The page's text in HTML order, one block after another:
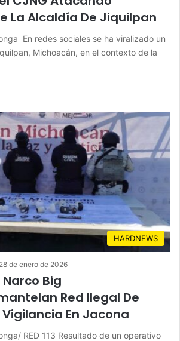
La Alcaldía De Jiquilpan
En redes sociales se ha viralizado un
Michoacán, en el contexto de la
HARDNEWS
28 de enero de 2026
Big
Red Ilegal De
En Jacona
RED 113 Resultado de un operativo